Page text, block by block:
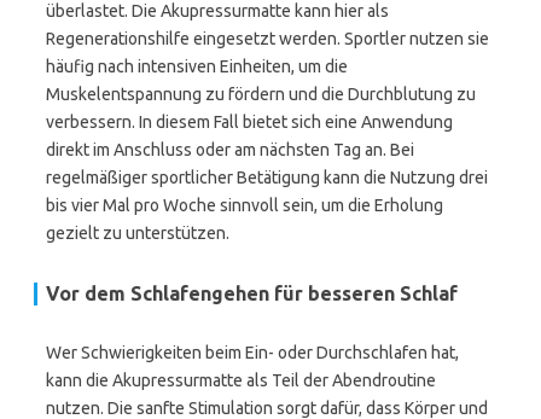
überlastet. Die Akupressurmatte kann hier als
Regenerationshilfe eingesetzt werden. Sportler nutzen sie
häufig nach intensiven Einheiten, um die
Muskelentspannung zu fördern und die Durchblutung zu
verbessern. In diesem Fall bietet sich eine Anwendung
direkt im Anschluss oder am nächsten Tag an. Bei
regelmäßiger sportlicher Betätigung kann die Nutzung drei
bis vier Mal pro Woche sinnvoll sein, um die Erholung
gezielt zu unterstützen.
Vor dem Schlafengehen für besseren Schlaf
Wer Schwierigkeiten beim Ein- oder Durchschlafen hat,
kann die Akupressurmatte als Teil der Abendroutine
nutzen. Die sanfte Stimulation sorgt dafür, dass Körper und